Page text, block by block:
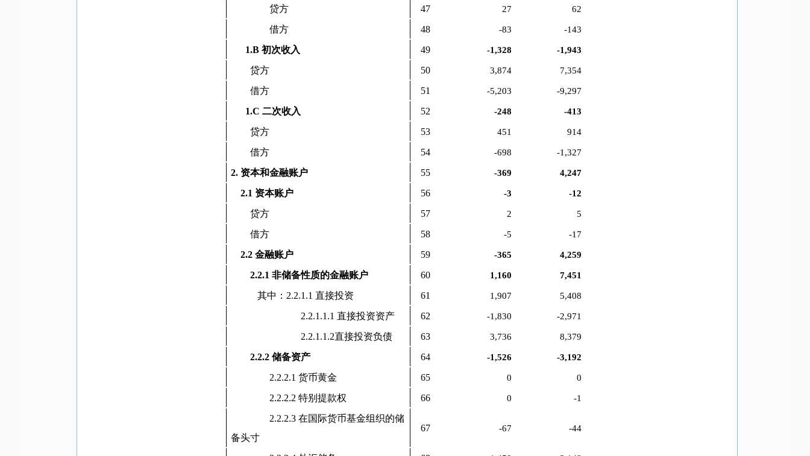
贷方 47 27 62
借方 48 -83 -143
1.B 初次收入 49 -1,328 -1,943
贷方 50 3,874 7,354
借方 51 -5,203 -9,297
1.C 二次收入 52 -248 -413
贷方 53 451 914
借方 54 -698 -1,327
2. 资本和金融账户 55 -369 4,247
2.1 资本账户 56 -3 -12
贷方 57 2 5
借方 58 -5 -17
2.2 金融账户 59 -365 4,259
2.2.1 非储备性质的金融账户 60 1,160 7,451
其中：2.2.1.1 直接投资 61 1,907 5,408
2.2.1.1.1 直接投资资产 62 -1,830 -2,971
2.2.1.1.2直接投资负债 63 3,736 8,379
2.2.2 储备资产 64 -1,526 -3,192
2.2.2.1 货币黄金 65 0 0
2.2.2.2 特别提款权 66 0 -1
2.2.2.3 在国际货币基金组织的储
备头寸
67 -67 -44